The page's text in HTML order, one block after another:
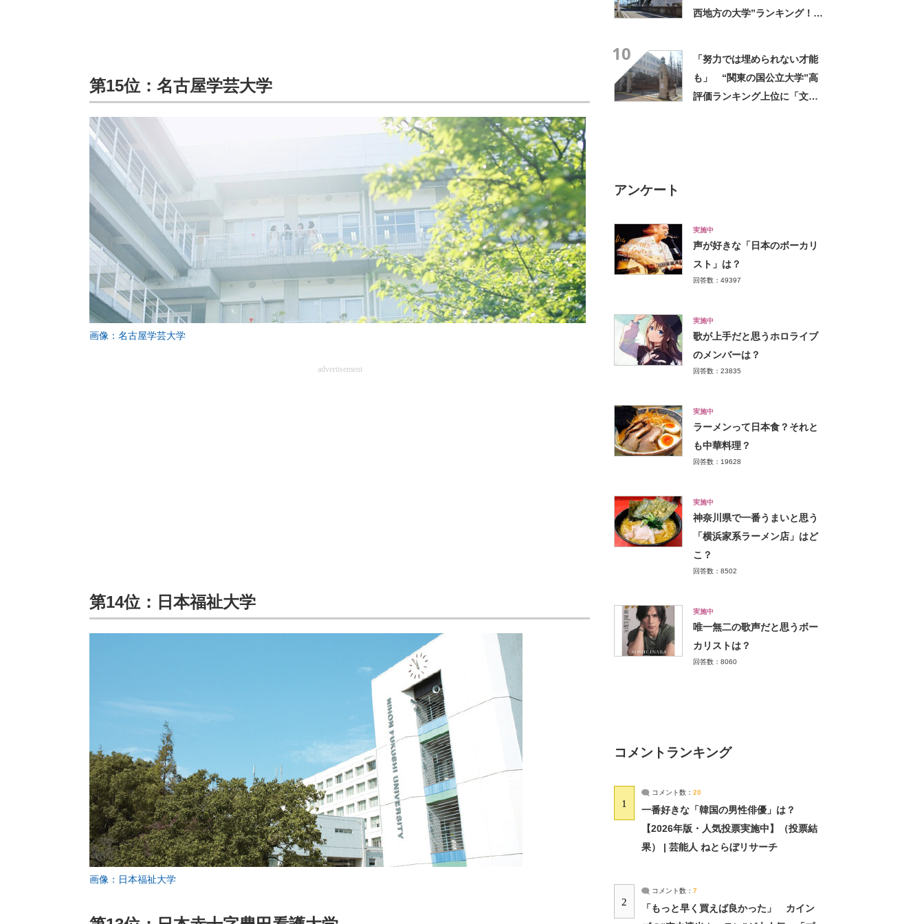
第15位：名古屋学芸大学
画像：名古屋学芸大学
advertisement
第14位：日本福祉大学
画像：日本福祉大学
西地方の大学”ランキング！
10
「努力では埋められない才能
も」 “関東の国公立大学”高
評価ランキング上位に「文化
アンケート
実施中
声が好きな「日本のボーカリ
スト」は？
回答数：49397
実施中
歌が上手だと思うホロライブ
のメンバーは？
回答数：23835
実施中
ラーメンって日本食？それと
も中華料理？
回答数：19628
実施中
神奈川県で一番うまいと思う
「横浜家系ラーメン店」はど
こ？
回答数：8502
実施中
唯一無二の歌声だと思うボー
カリストは？
回答数：8060
コメントランキング
1
コメント数： 20
一番好きな「韓国の男性俳優」は？
【2026年版・人気投票実施中】（投票結
果） | 芸能人 ねとらぼリサーチ
2
コメント数： 7
「もっと早く買えば良かった」 カイン